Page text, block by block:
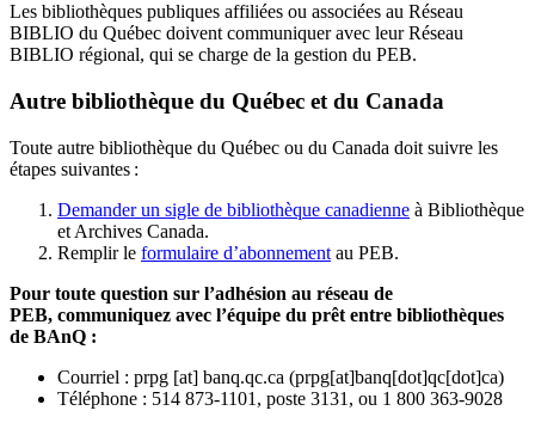
Les bibliothèques publiques affiliées ou associées au Réseau
BIBLIO du Québec doivent communiquer avec leur Réseau
BIBLIO régional, qui se charge de la gestion du PEB.
Autre bibliothèque du Québec et du Canada
Toute autre bibliothèque du Québec ou du Canada doit suivre les
étapes suivantes :
Demander un sigle de bibliothèque canadienne à Bibliothèque
et Archives Canada.
Remplir le formulaire d’abonnement au PEB.
Pour toute question sur l’adhésion au réseau de
PEB, communiquez avec l’équipe du prêt entre bibliothèques
de BAnQ :
Courriel : prpg [at] banq.qc.ca (prpg[at]banq[dot]qc[dot]ca)
Téléphone : 514 873-1101, poste 3131, ou 1 800 363-9028